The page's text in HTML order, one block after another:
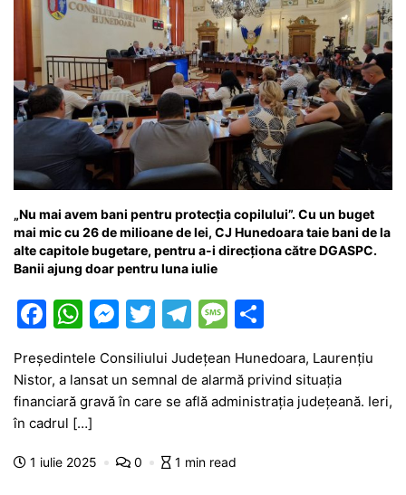
„Nu mai avem bani pentru protecția copilului”. Cu un buget
mai mic cu 26 de milioane de lei, CJ Hunedoara taie bani de la
alte capitole bugetare, pentru a-i direcționa către DGASPC.
Banii ajung doar pentru luna iulie
F
a
c
e
b
o
W
at
s
A
p
M
e
s
s
n
T
w
itt
er
T
e
gr
m
M
s
s
g
ta
je
Președintele Consiliului Județean Hunedoara, Laurențiu
Nistor, a lansat un semnal de alarmă privind situația
financiară gravă în care se află administrația județeană. Ieri,
în cadrul […]
1 iulie 2025 0 1 min read